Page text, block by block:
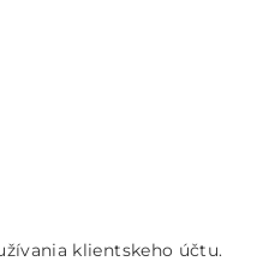
klientskeho účtu.